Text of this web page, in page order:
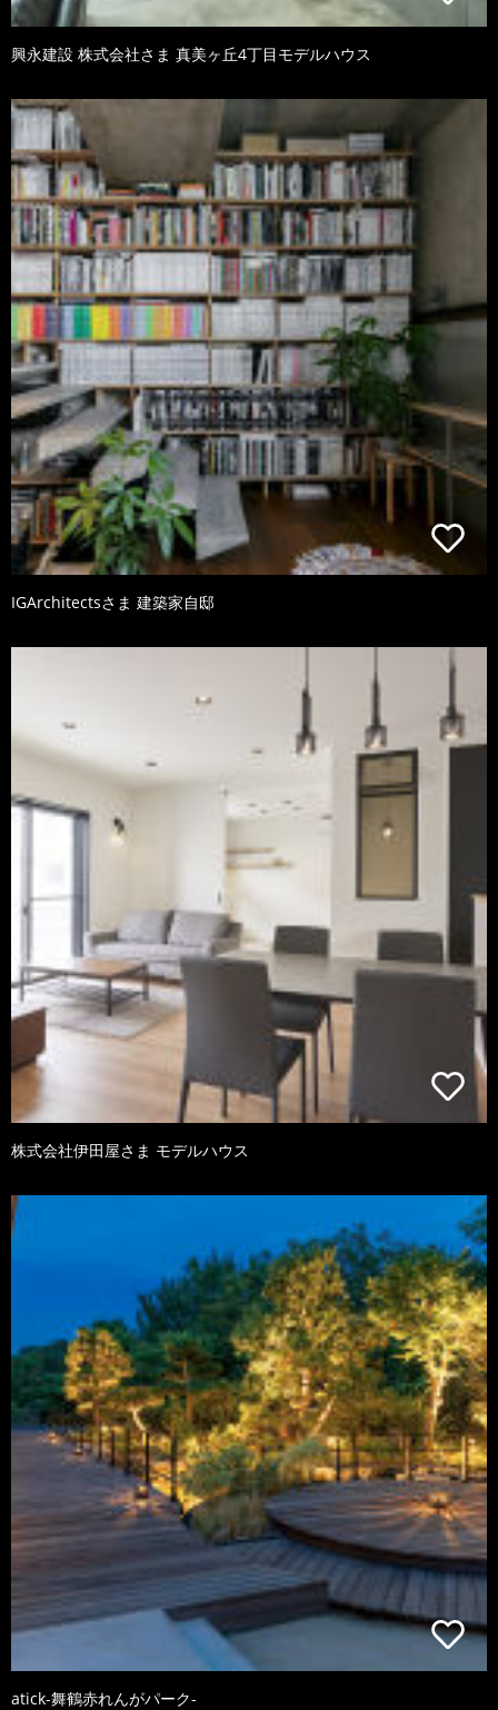
興永建設 株式会社さま 真美ヶ丘4丁目モデルハウス
IGArchitectsさま 建築家自邸
株式会社伊田屋さま モデルハウス
atick-舞鶴赤れんがパーク-